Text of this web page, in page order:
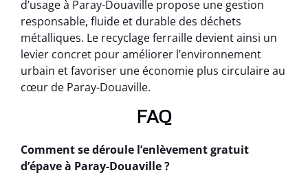
d’usage à Paray-Douaville propose une gestion
responsable, fluide et durable des déchets
métalliques. Le recyclage ferraille devient ainsi un
levier concret pour améliorer l’environnement
urbain et favoriser une économie plus circulaire au
cœur de Paray-Douaville.
FAQ
Comment se déroule l’enlèvement gratuit
d’épave à Paray-Douaville ?